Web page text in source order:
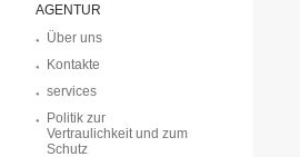
AGENTUR
Über uns
Kontakte
services
Politik zur
Vertraulichkeit und zum
Schutz